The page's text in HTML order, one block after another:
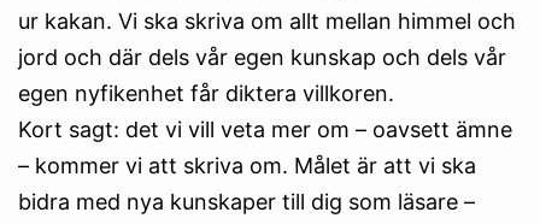
ur kakan. Vi ska skriva om allt mellan himmel och
jord och där dels vår egen kunskap och dels vår
egen nyfikenhet får diktera villkoren.
Kort sagt: det vi vill veta mer om – oavsett ämne
– kommer vi att skriva om. Målet är att vi ska
bidra med nya kunskaper till dig som läsare –